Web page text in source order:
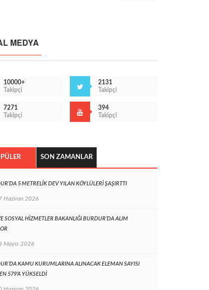
MEDYA
10000+
Takipçi
2131
Takipçi
7271
Takipçi
394
Takipçi
SON ZAMANLAR
5 METRELİK DEV YILAN KÖYLÜLERİ ŞAŞIRTTI
Haziran 2026
SOSYAL HİZMETLER BAKANLIĞI BURDUR’DA ALIM
Mayıs 2026
KAMU KURUMLARINA ALINACAK ELEMAN SAYISI
579’A YÜKSELDİ